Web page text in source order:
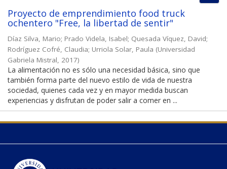
Proyecto de emprendimiento food truck
ochentero "Free, la libertad de sentir"
Díaz Silva, Mario; Prado Videla, Isabel; Quesada Víquez, David;
Rodríguez Cofré, Claudia; Urriola Solar, Paula (Universidad
Gabriela Mistral, 2017)
La alimentación no es sólo una necesidad básica, sino que
también forma parte del nuevo estilo de vida de nuestra
sociedad, quienes cada vez y en mayor medida buscan
experiencias y disfrutan de poder salir a comer en ...